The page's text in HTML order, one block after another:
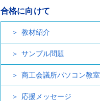
合格に向けて
教材紹介
サンプル問題
商工会議所パソコン教室
応援メッセージ